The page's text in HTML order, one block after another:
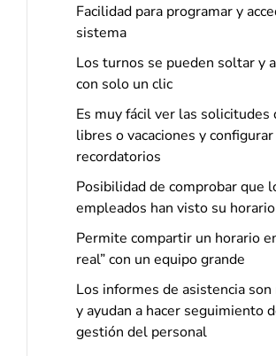
Facilidad para programar y
sistema
Los turnos se pueden soltar y
con solo un clic
Es muy fácil ver las solicitudes
libres o vacaciones y configurar
recordatorios
Posibilidad de comprobar que
empleados han visto su horario
Permite compartir un horario
real” con un equipo grande
Los informes de asistencia
y ayudan a hacer seguimiento
gestión del personal